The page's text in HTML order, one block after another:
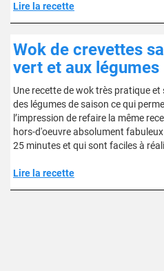
Lire la recette
Wok de crevettes
vert et aux légumes
Une recette de wok très pratique
des légumes de saison ce qui
l’impression de refaire la même
hors-d'oeuvre absolument
25 minutes et qui sont faciles à
Lire la recette